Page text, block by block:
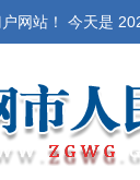
网站！ 今天是